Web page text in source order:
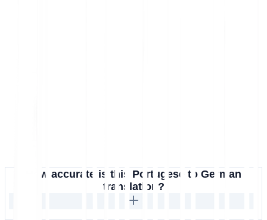
How accurate is this Portugese to German
translation?